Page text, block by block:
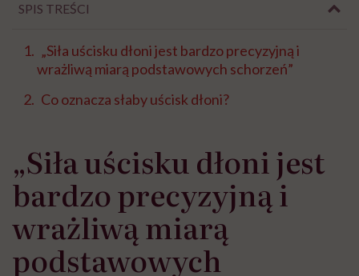
SPIS TREŚCI
„Siła uścisku dłoni jest bardzo precyzyjną i
wrażliwą miarą podstawowych schorzeń”
Co oznacza słaby uścisk dłoni?
„Siła uścisku dłoni jest
bardzo precyzyjną i
wrażliwą miarą
podstawowych